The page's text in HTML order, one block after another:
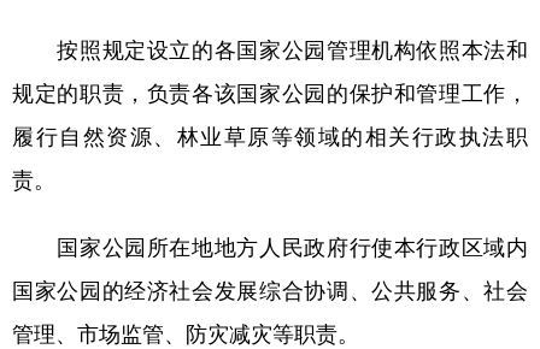
按照规定设立的各国家公园管理机构依照本法和
规定的职责，负责各该国家公园的保护和管理工作，
履行自然资源、林业草原等领域的相关行政执法职
责。
国家公园所在地地方人民政府行使本行政区域内
国家公园的经济社会发展综合协调、公共服务、社会
管理、市场监管、防灾减灾等职责。